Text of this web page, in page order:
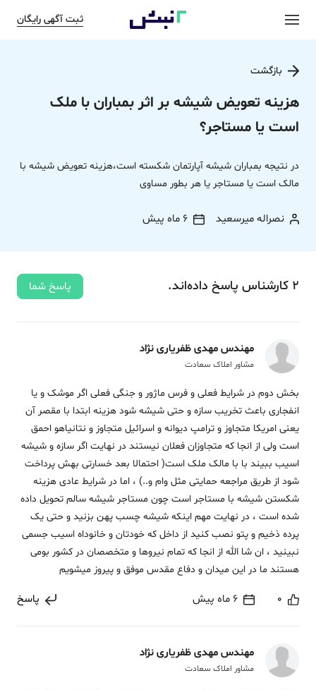
ثبت آگهی رایگان
بازگشت
هزینه تعویض شیشه بر اثر بمباران با ملک
است یا مستاجر؟
در نتیجه بمباران شیشه آپارتمان شکسته است،هزینه تعویض شیشه با
مالک است یا مستاجر یا هر بطور مساوی
نصراله میرسعید 6 ماه پیش
2 کارشناس پاسخ داده‌اند. پاسخ شما
مهندس مهدی ظفریاری نژاد
مشاور املاک سعادت
بخش دوم در شرایط فعلی و فرس ماژور و جنگی فعلی اگر موشک و یا
انفجاری باعث تخریب سازه و حتی شیشه شود هزینه ابتدا با مقصر آن
یعنی امریکا متجاوز و ترامپ دیوانه و اسرائیل متجاوز و نتانیاهو احمق
است ولی از انجا که متجاوزان فعلان نیستند در نهایت اگر سازه و شیشه
اسیب ببیند با با مالک ملک است( احتمالا بعد خسارتی بهش پرداخت
شود از طریق مراجعه حمایتی مثل وام و..) ، اما در شرایط عادی هزینه
شکستن شیشه با مستاجر است چون مستاجر شیشه سالم تحویل داده
شده است ، در نهایت مهم اینکه شیشه چسب پهن بزنید و حتی یک
پرده ذخیم و پتو نصب کنید از داخل که خودتان و خانوداه اسیب جسمی
نبینید ، ان شا الله از انجا که تمام نیروها و متخصصان در کشور بومی
هستند ما در این میدان و دفاع مقدس موفق و پیروز میشویم
0 6 ماه پیش پاسخ
مهندس مهدی ظفریاری نژاد
مشاور املاک سعادت